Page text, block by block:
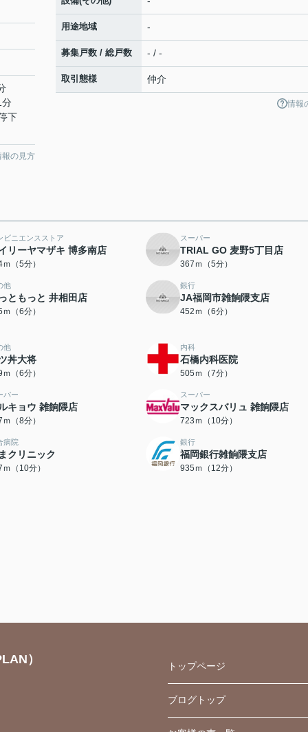
分
下
報の見方
用途地域 -
募集戸数 / 総戸数 - / -
取引態様 仲介
情報
ビニエンスストア
リーヤマザキ 博多南店
（5分）
スーパー
TRIAL GO 麦野5丁目店
367ｍ（5分）
他
ともっと 井相田店
（6分）
銀行
JA福岡市雑餉隈支店
452ｍ（6分）
他
丼大将
（6分）
内科
石橋内科医院
505ｍ（7分）
パー
キョウ 雑餉隈店
（8分）
スーパー
マックスバリュ 雑餉隈店
723ｍ（10分）
病院
クリニック
（10分）
銀行
福岡銀行雑餉隈支店
935ｍ（12分）
） トップページ
ブログトップ